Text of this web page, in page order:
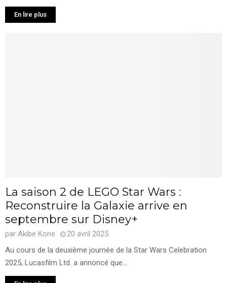
En lire plus
La saison 2 de LEGO Star Wars :
Reconstruire la Galaxie arrive en
septembre sur Disney+
par Akibe Kone
20 avril 2025
Au cours de la deuxième journée de la Star Wars Celebration
2025, Lucasfilm Ltd. a annoncé que...